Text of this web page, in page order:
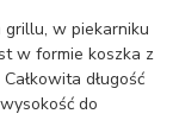
w piekarniku
w formie koszka z
długość
do